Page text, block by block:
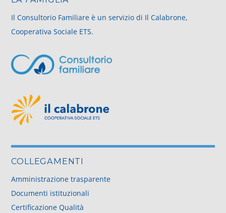
Il Consultorio Familiare è un servizio di Il Calabrone,
Cooperativa Sociale ETS.
COLLEGAMENTI
Amministrazione trasparente
Documenti istituzionali
Certificazione Qualità